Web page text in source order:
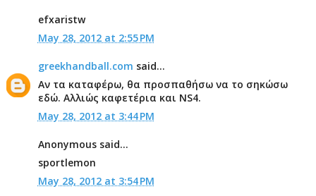
efxaristw
May 28, 2012 at 2:55 PM
greekhandball.com said...
Αν τα καταφέρω, θα προσπαθήσω να το σηκώσω
εδώ. Αλλιώς καφετέρια και ΝS4.
May 28, 2012 at 3:44 PM
Anonymous said...
sportlemon
May 28, 2012 at 3:54 PM